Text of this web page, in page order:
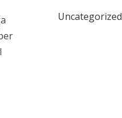
Uncategorized